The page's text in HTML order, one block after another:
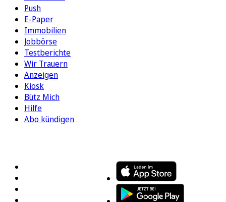
Push
E-Paper
Immobilien
Jobbörse
Testberichte
Wir Trauern
Anzeigen
Kiosk
Bütz Mich
Hilfe
Abo kündigen